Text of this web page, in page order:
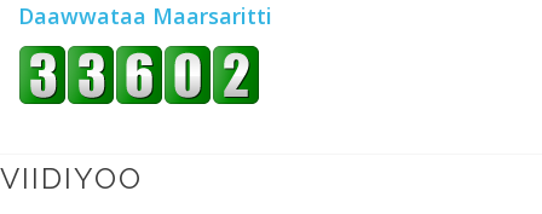
Daawwataa Maarsaritti
VIIDIYOO